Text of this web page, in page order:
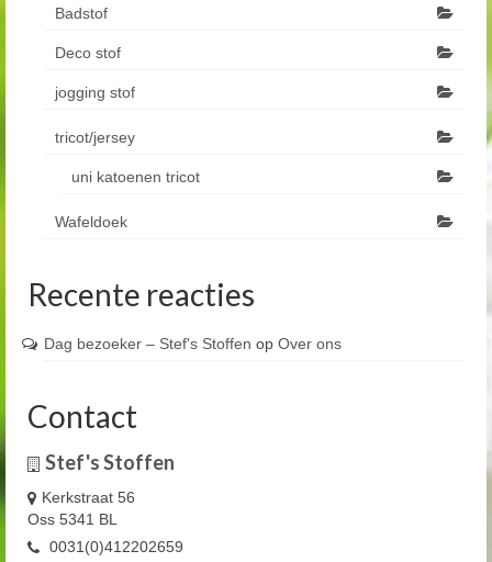
Badstof
Deco stof
jogging stof
tricot/jersey
uni katoenen tricot
Wafeldoek
Recente reacties
Dag bezoeker – Stef's Stoffen op Over ons
Contact
Stef's Stoffen
Kerkstraat 56
Oss 5341 BL
0031(0)412202659